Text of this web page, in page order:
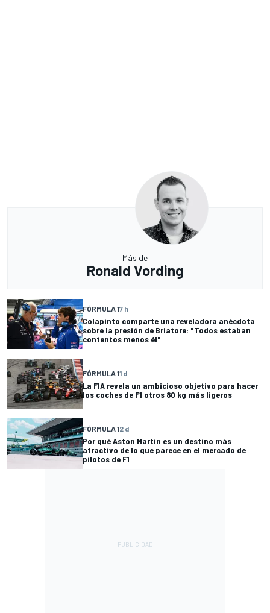
Más de
Ronald Vording
FÓRMULA 17 h
Colapinto comparte una reveladora anécdota
sobre la presión de Briatore: "Todos estaban
contentos menos él"
FÓRMULA 11 d
La FIA revela un ambicioso objetivo para hacer
los coches de F1 otros 80 kg más ligeros
FÓRMULA 12 d
Por qué Aston Martin es un destino más
atractivo de lo que parece en el mercado de
pilotos de F1